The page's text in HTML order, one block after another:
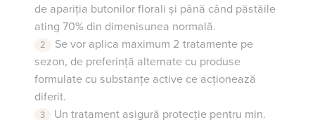
de apariția butonilor florali și până când păstăile
ating 70% din dimenisunea normală.
Se vor aplica maximum 2 tratamente pe
sezon, de preferință alternate cu produse
formulate cu substanțe active ce acționează
diferit.
Un tratament asigură protecție pentru min.